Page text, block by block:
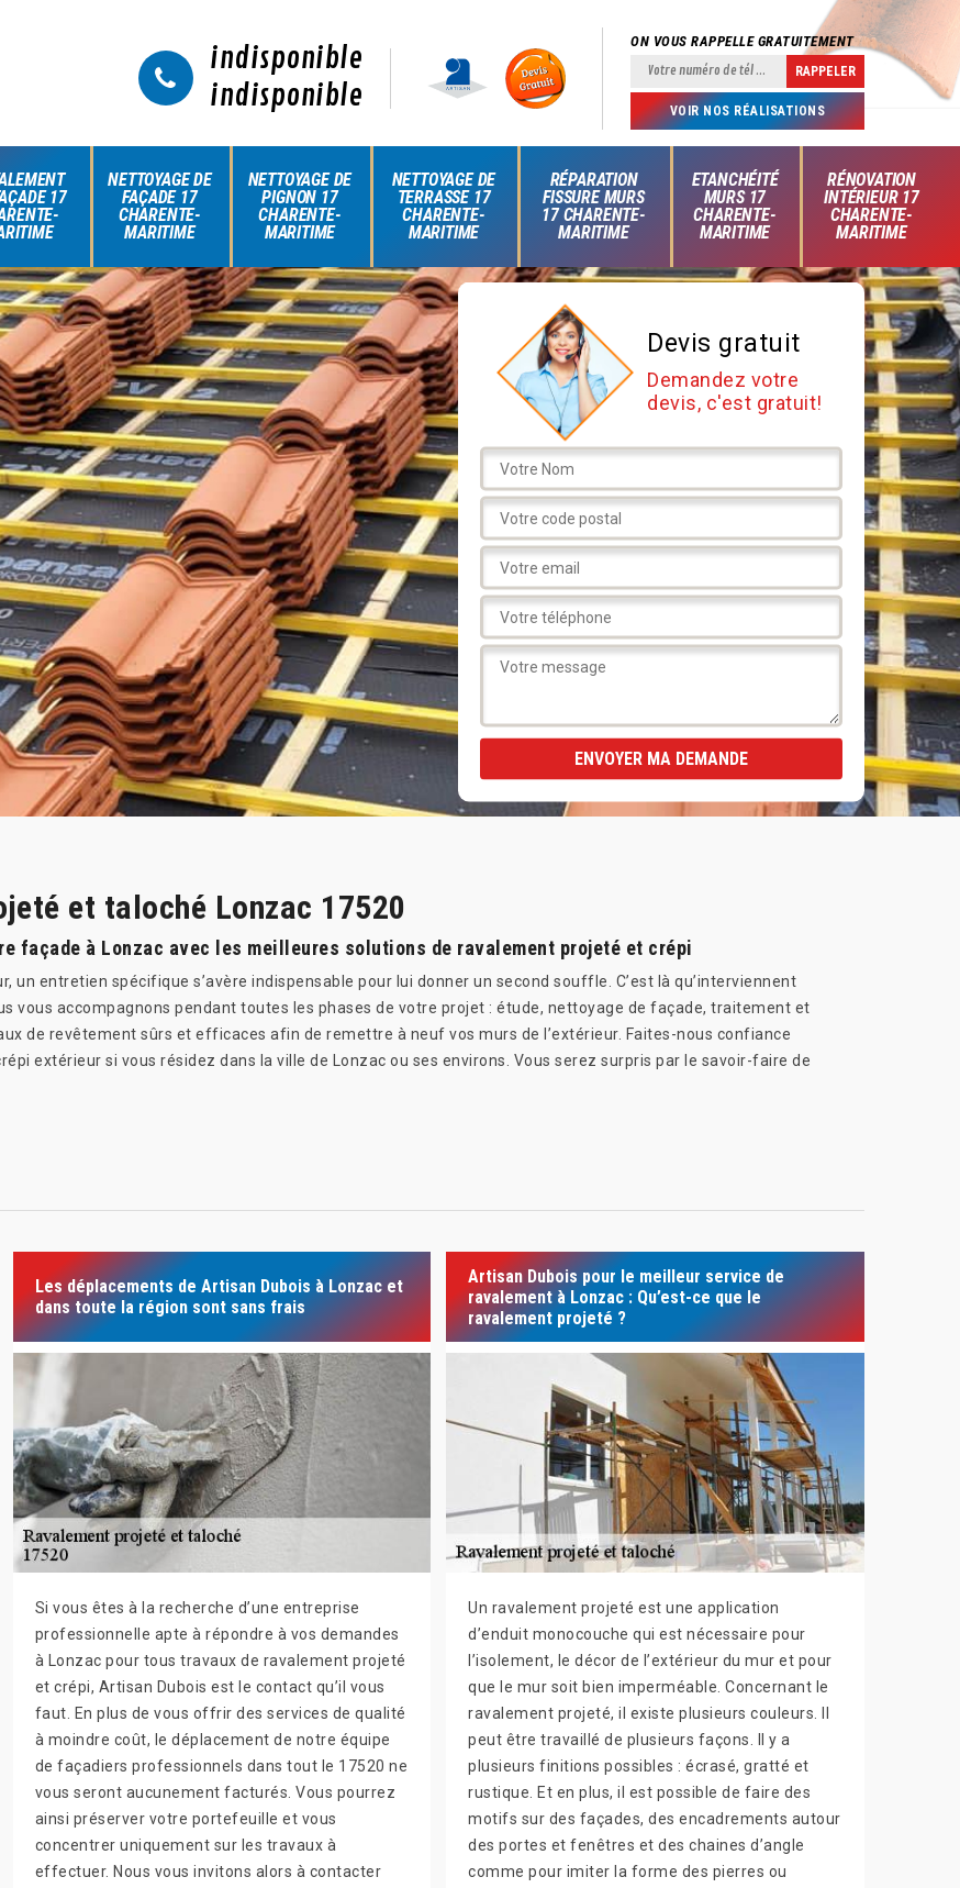
indisponible
indisponible
ON VOUS RAPPELLE GRATUITEMENT
VOIR NOS RÉALISATIONS
17
NETTOYAGE DE
FAÇADE 17
CHARENTE-
MARITIME
NETTOYAGE DE
PIGNON 17
CHARENTE-
MARITIME
NETTOYAGE DE
TERRASSE 17
CHARENTE-
MARITIME
RÉPARATION
FISSURE MURS
17 CHARENTE-
MARITIME
ETANCHÉITÉ
MURS 17
CHARENTE-
MARITIME
RÉNOVATION
INTÉRIEUR 17
CHARENTE-
MARITIME
Devis gratuit
Demandez votre
devis, c'est gratuit!
et taloché Lonzac 17520
façade à Lonzac avec les meilleures solutions de ravalement projeté et crépi
un entretien spécifique s’avère indispensable pour lui donner un second souffle. C’est là qu’interviennent
vous accompagnons pendant toutes les phases de votre projet : étude, nettoyage de façade, traitement et
de revêtement sûrs et efficaces afin de remettre à neuf vos murs de l’extérieur. Faites-nous confiance
extérieur si vous résidez dans la ville de Lonzac ou ses environs. Vous serez surpris par le savoir-faire de
Les déplacements de Artisan Dubois à Lonzac et
dans toute la région sont sans frais
Si vous êtes à la recherche d’une entreprise
professionnelle apte à répondre à vos demandes
à Lonzac pour tous travaux de ravalement projeté
et crépi, Artisan Dubois est le contact qu’il vous
faut. En plus de vous offrir des services de qualité
à moindre coût, le déplacement de notre équipe
de façadiers professionnels dans tout le 17520 ne
vous seront aucunement facturés. Vous pourrez
ainsi préserver votre portefeuille et vous
concentrer uniquement sur les travaux à
effectuer. Nous vous invitons alors à contacter
Artisan Dubois pour le meilleur service de
ravalement à Lonzac : Qu’est-ce que le
ravalement projeté ?
Un ravalement projeté est une application
d’enduit monocouche qui est nécessaire pour
l’isolement, le décor de l’extérieur du mur et pour
que le mur soit bien imperméable. Concernant le
ravalement projeté, il existe plusieurs couleurs. Il
peut être travaillé de plusieurs façons. Il y a
plusieurs finitions possibles : écrasé, gratté et
rustique. Et en plus, il est possible de faire des
motifs sur des façades, des encadrements autour
des portes et fenêtres et des chaines d’angle
comme pour imiter la forme des pierres ou